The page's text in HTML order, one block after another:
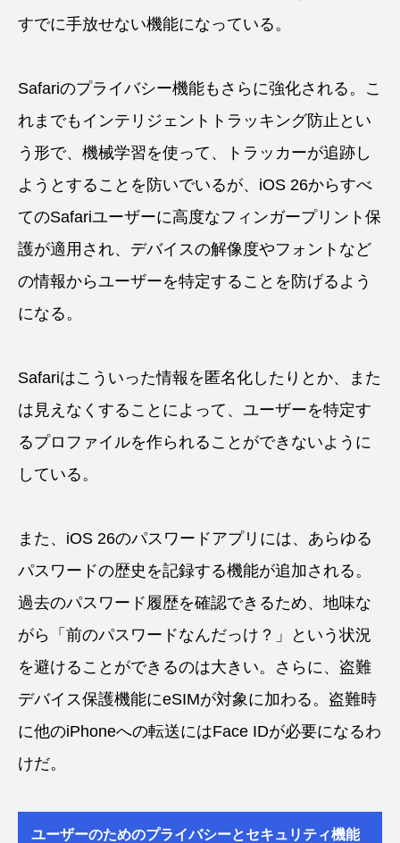
すでに手放せない機能になっている。
Safariのプライバシー機能もさらに強化される。こ
れまでもインテリジェントトラッキング防止とい
う形で、機械学習を使って、トラッカーが追跡し
ようとすることを防いでいるが、iOS 26からすべ
てのSafariユーザーに高度なフィンガープリント保
護が適用され、デバイスの解像度やフォントなど
の情報からユーザーを特定することを防げるよう
になる。
Safariはこういった情報を匿名化したりとか、また
は見えなくすることによって、ユーザーを特定す
るプロファイルを作られることができないように
している。
また、iOS 26のパスワードアプリには、あらゆる
パスワードの歴史を記録する機能が追加される。
過去のパスワード履歴を確認できるため、地味な
がら「前のパスワードなんだっけ？」という状況
を避けることができるのは大きい。さらに、盗難
デバイス保護機能にeSIMが対象に加わる。盗難時
に他のiPhoneへの転送にはFace IDが必要になるわ
けだ。
ユーザーのためのプライバシーとセキュリティ機能